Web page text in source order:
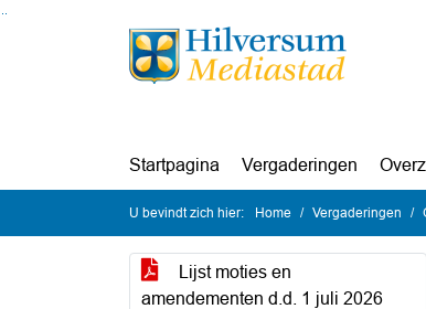
Ga naar de inhoud van deze pagina
Ga naar het zoeken
Ga naar het menu
Startpagina Vergaderingen
U bevindt zich hier: Home Vergaderingen
Lijst moties en
amendementen d.d. 1 juli 2026